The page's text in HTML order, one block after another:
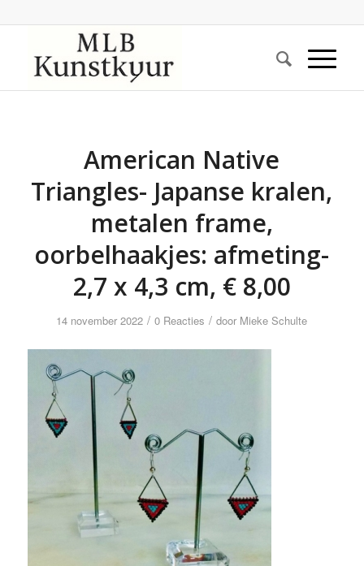
American Native
Triangles- Japanse kralen,
metalen frame,
oorbelhaakjes: afmeting-
2,7 x 4,3 cm, € 8,00
14 november 2022 / 0 Reacties / door Mieke Schulte